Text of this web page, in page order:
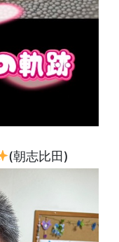
(朝志比田)